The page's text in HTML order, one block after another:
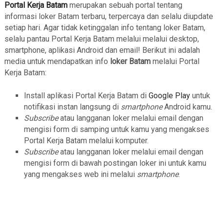
Portal Kerja Batammerupakan sebuah portal tentang
informasi loker Batam terbaru, terpercaya dan selalu diupdate
setiap hari. Agar tidak ketinggalan info tentang loker Batam,
selalu pantau Portal Kerja Batam melalui melalui desktop,
smartphone, aplikasi Android dan email! Berikut ini adalah
media untuk mendapatkan info loker Batammelalui Portal
Kerja Batam:
Install aplikasi Portal Kerja Batam di Google Playuntuk
notifikasi instan langsung di smartphoneAndroid kamu.
Subscribeatau langganan loker melalui email dengan
mengisi form di samping untuk kamu yang mengakses
Portal Kerja Batam melalui komputer.
Subscribeatau langganan loker melalui email dengan
mengisi form di bawah postingan loker ini untuk kamu
yang mengakses web ini melalui smartphone.